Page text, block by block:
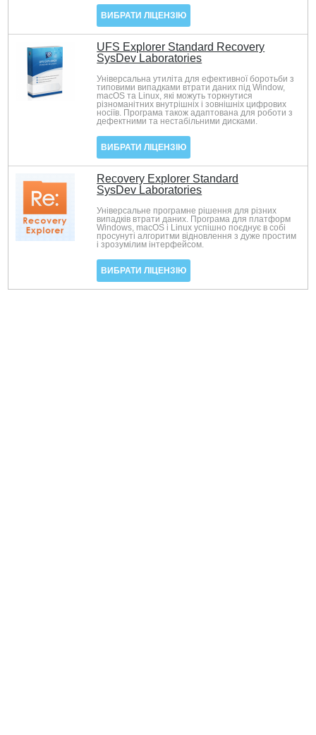
ВИБРАТИ ЛІЦЕНЗІЮ
UFS Explorer Standard Recovery
SysDev Laboratories
Універсальна утиліта для ефективної боротьби з
типовими випадками втрати даних під Window,
macOS та Linux, які можуть торкнутися
різноманітних внутрішніх і зовнішніх цифрових
носіїв. Програма також адаптована для роботи з
дефектними та нестабільними дисками.
ВИБРАТИ ЛІЦЕНЗІЮ
Recovery Explorer Standard
SysDev Laboratories
Універсальне програмне рішення для різних
випадків втрати даних. Програма для платформ
Windows, macOS і Linux успішно поєднує в собі
просунуті алгоритми відновлення з дуже простим
і зрозумілим інтерфейсом.
ВИБРАТИ ЛІЦЕНЗІЮ